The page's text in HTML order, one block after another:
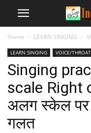
Home LEARN SINGING
LEARN SINGING VOICE/
Singing
scale Right
अलग स्केल पर
गलत